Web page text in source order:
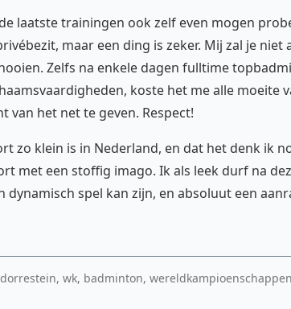
laatste trainingen ook zelf even mogen
maar een ding is zeker. Mij zal je
Zelfs na enkele dagen fulltime
koste het me alle moeite
van het net te geven. Respect!
zo klein is in Nederland, en dat het denk ik
met een stoffig imago. Ik als leek durf na
dynamisch spel kan zijn, en absoluut een
wk, badminton,